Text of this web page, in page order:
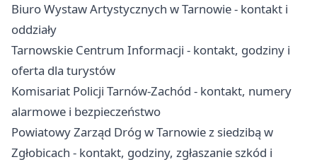
Biuro Wystaw Artystycznych w Tarnowie - kontakt i
oddziały
Tarnowskie Centrum Informacji - kontakt, godziny i
oferta dla turystów
Komisariat Policji Tarnów-Zachód - kontakt, numery
alarmowe i bezpieczeństwo
Powiatowy Zarząd Dróg w Tarnowie z siedzibą w
Zgłobicach - kontakt, godziny, zgłaszanie szkód i